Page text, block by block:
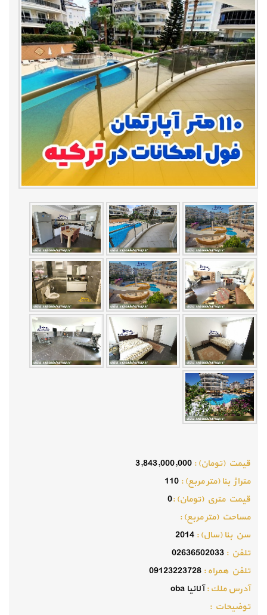
قيمت (تومان) :3,843,000,000
متراژ بنا (متر مربع) :110
قيمت متري (تومان) :0
مساحت (متر مربع) :
سن بنا (سال) :2014
تلفن :02636502033
تلفن همراه :09123223728
آدرس ملك :آلانیا oba
توضيحات :